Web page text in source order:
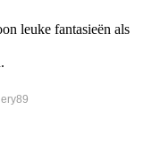
leuke fantasieën als